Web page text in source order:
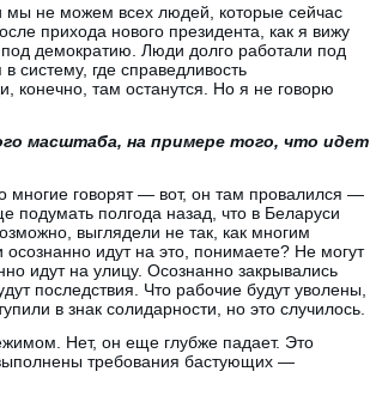
мы не можем всех людей, которые сейчас
прихода нового президента, как я вижу
под демократию. Люди долго работали под
систему, где справедливость
конечно, там останутся. Но я не говорю
масштаба, на примере того, что идет
говорят — вот, он там провалился —
подумать полгода назад, что в Беларуси
выглядели не так, как многим
идут на это, понимаете? Не могут
идут на улицу. Осознанно закрывались
последствия. Что рабочие будут уволены,
в знак солидарности, но это случилось.
Нет, он еще глубже падает. Это
требования бастующих —